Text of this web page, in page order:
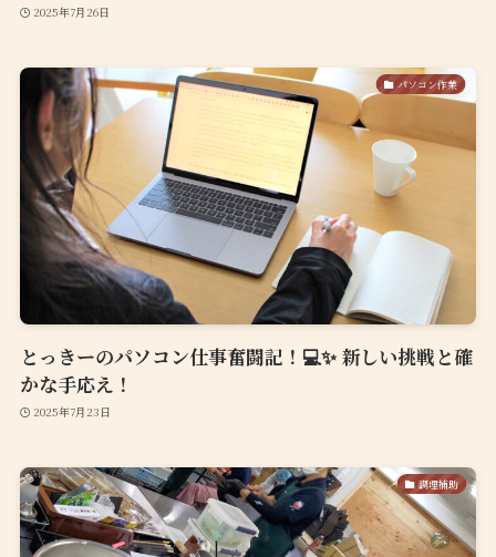
2025年7月26日
パソコン作業
とっきーのパソコン仕事奮闘記！💻✨ 新しい挑戦と確
かな手応え！
2025年7月23日
調理補助